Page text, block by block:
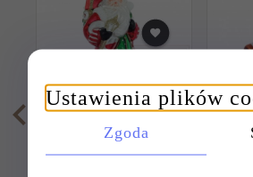
SZKLANA BOMBKA
MIKOŁAJ 18CM -
Ustawienia plików
Zgoda